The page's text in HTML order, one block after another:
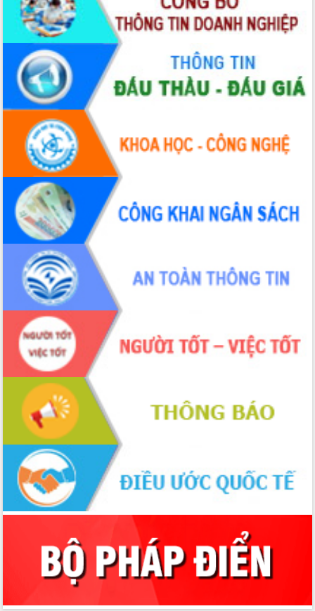
Đắk Lắk phát động hưởng ứng Ngày
Quyền của người tiêu dùng Việt Nam
2026
Đẩy mạnh cải cách hành chính, quyết
tâm đạt được mục tiêu tăng trưởng
hai con số trong năm 2026
Tổ chức trang trọng Lễ hội Đền thờ
Lương Văn Chánh năm 2026
Phó Bí thư Tỉnh ủy Đắk Lắk Đỗ Hữu
Huy giữ chức Bí thư Đảng ủy Ủy Ban
Nhân dân tỉnh
Bệnh án điện tử thúc đẩy chuyển đổi
số y tế tại Đắk Lắk
Chuyển đổi số thư viện: Mở rộng
không gian tri thức trong thời đại số
Đánh giá, rút kinh nghiệm công tác tổ
chức diễn tập trước ngày bầu cử
Chương trình “Gặp gỡ hữu nghị –
Friendship Meeting New Year 2026”
Bầu cử Quốc hội và HĐND: Cử tri Đắk
Lắk gửi gắm niềm tin, kỳ vọng vào lá
phiếu
Đắk Lắk sẵn sàng các điều kiện cho
Ngày hội bầu cử đại biểu Quốc hội
khóa XVI và HĐND các cấp nhiệm kỳ
2026-2031
Đảm bảo cuộc bầu cử đại biểu Quốc
hội và đại biểu HĐND các cấp diễn ra
an toàn, hiệu quả, đúng quy định
Thủ tướng Chính phủ Phạm Minh Chính
kiểm tra, chỉ đạo hoàn thành các dự
án cao tốc và thăm khu tái định cư tại
Đắk Lắk
Sôi nổi Hội đua ngựa truyền thống Gò
Thì Thùng mừng Xuân Bính Ngọ 2026
Lãnh đạo tỉnh dâng hương tưởng niệm
tại Đập Đồng Cam đầu Xuân Bính Ngọ
Ngành nông nghiệp phấn đấu tăng
trưởng đạt 5,86% trong năm 2026
UBND tỉnh Đắk Lắk triển khai công tác